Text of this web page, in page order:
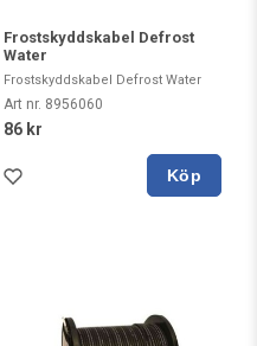
Frostskyddskabel Defrost
Water
Frostskyddskabel Defrost Water
Art nr. 8956060
86 kr
Köp